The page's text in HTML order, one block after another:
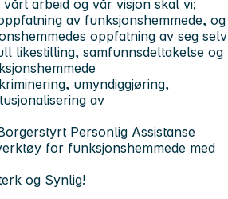
arbeid og vår visjon skal vi;
av funksjonshemmede, og
oppfatning av seg selv
likestilling, samfunnsdeltakelse og
umyndiggjøring,
av
Personlig Assistanse
for funksjonshemmede med
og Synlig!